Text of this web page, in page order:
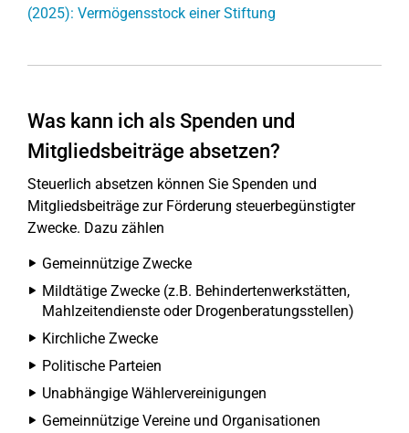
(2025): Vermögensstock einer Stiftung
Was kann ich als Spenden und
Mitgliedsbeiträge absetzen?
Steuerlich absetzen können Sie Spenden und
Mitgliedsbeiträge zur Förderung steuerbegünstigter
Zwecke. Dazu zählen
Gemeinnützige Zwecke
Mildtätige Zwecke (z.B. Behindertenwerkstätten,
Mahlzeitendienste oder Drogenberatungsstellen)
Kirchliche Zwecke
Politische Parteien
Unabhängige Wählervereinigungen
Gemeinnützige Vereine und Organisationen